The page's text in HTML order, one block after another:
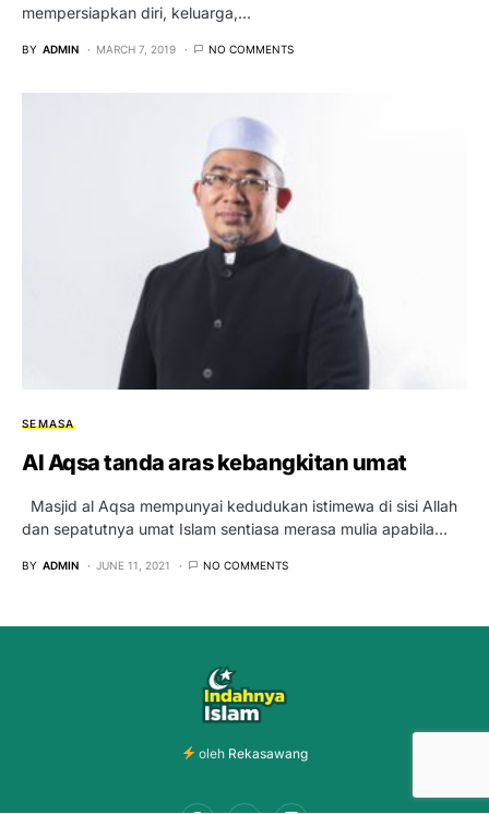
mempersiapkan diri, keluarga,…
BY ADMIN MARCH 7, 2019 NO COMMENTS
SEMASA
Al Aqsa tanda aras kebangkitan umat
Masjid al Aqsa mempunyai kedudukan istimewa di sisi Allah
dan sepatutnya umat Islam sentiasa merasa mulia apabila…
BY ADMIN JUNE 11, 2021 NO COMMENTS
oleh Rekasawang